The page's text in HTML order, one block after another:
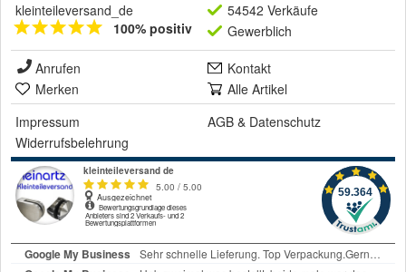
kleinteileversand_de
100% positiv
54542 Verkäufe
Gewerblich
Anrufen
Kontakt
Merken
Alle Artikel
Impressum
AGB & Datenschutz
Widerrufsbelehrung